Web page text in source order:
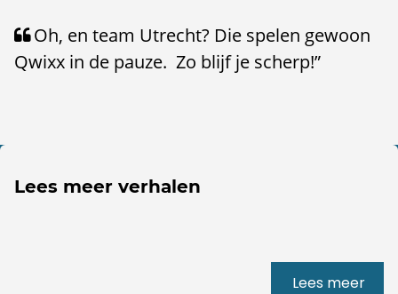
Oh, en team Utrecht? Die spelen gewoon
Qwixx in de pauze. Zo blijf je scherp!”
Lees meer verhalen
Lees meer